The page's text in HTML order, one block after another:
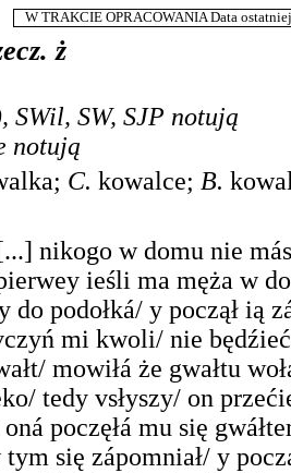
W TRAKCIE OPRACOWANIA Data
ż
SWil, SW, SJP notują
notują
; C. kowalce; B.
nikogo w domu nie
ieśli ma męża w
do podołká/ y począł ią
mi kwoli/ nie
mowiłá że gwałtu
tedy vsłyszy/ on
poczęłá mu się
tym się zápomniał/ y